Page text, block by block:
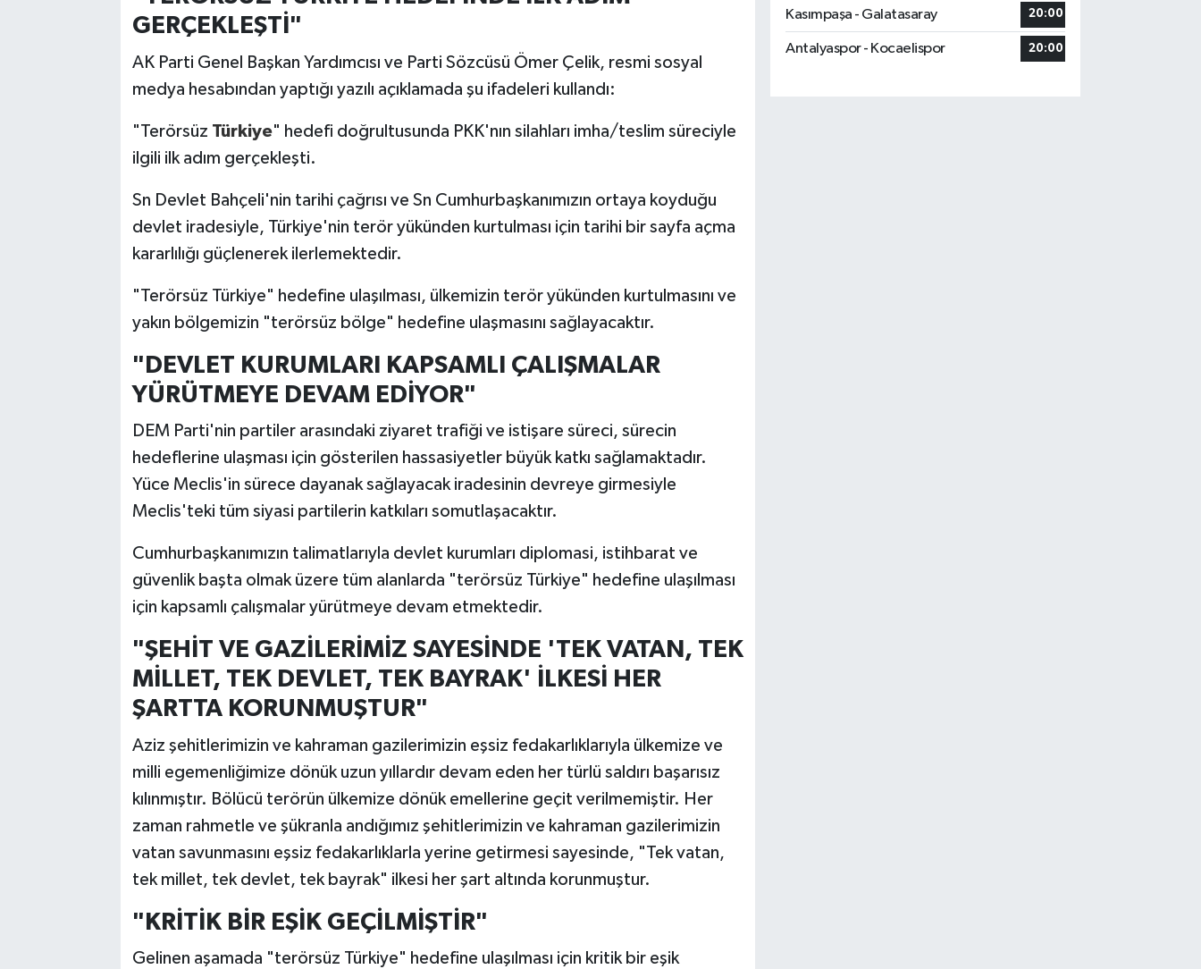
GERÇEKLEŞTİ"
AK Parti Genel Başkan Yardımcısı ve Parti Sözcüsü Ömer Çelik, resmi sosyal
medya hesabından yaptığı yazılı açıklamada şu ifadeleri kullandı:
"Terörsüz Türkiye" hedefi doğrultusunda PKK'nın silahları imha/teslim süreciyle
ilgili ilk adım gerçekleşti.
Sn Devlet Bahçeli'nin tarihi çağrısı ve Sn Cumhurbaşkanımızın ortaya koyduğu
devlet iradesiyle, Türkiye'nin terör yükünden kurtulması için tarihi bir sayfa açma
kararlılığı güçlenerek ilerlemektedir.
"Terörsüz Türkiye" hedefine ulaşılması, ülkemizin terör yükünden kurtulmasını ve
yakın bölgemizin "terörsüz bölge" hedefine ulaşmasını sağlayacaktır.
"DEVLET KURUMLARI KAPSAMLI ÇALIŞMALAR
YÜRÜTMEYE DEVAM EDİYOR"
DEM Parti'nin partiler arasındaki ziyaret trafiği ve istişare süreci, sürecin
hedeflerine ulaşması için gösterilen hassasiyetler büyük katkı sağlamaktadır.
Yüce Meclis'in sürece dayanak sağlayacak iradesinin devreye girmesiyle
Meclis'teki tüm siyasi partilerin katkıları somutlaşacaktır.
Cumhurbaşkanımızın talimatlarıyla devlet kurumları diplomasi, istihbarat ve
güvenlik başta olmak üzere tüm alanlarda "terörsüz Türkiye" hedefine ulaşılması
için kapsamlı çalışmalar yürütmeye devam etmektedir.
"ŞEHİT VE GAZİLERİMİZ SAYESİNDE 'TEK VATAN, TEK
MİLLET, TEK DEVLET, TEK BAYRAK' İLKESİ HER
ŞARTTA KORUNMUŞTUR"
Aziz şehitlerimizin ve kahraman gazilerimizin eşsiz fedakarlıklarıyla ülkemize ve
milli egemenliğimize dönük uzun yıllardır devam eden her türlü saldırı başarısız
kılınmıştır. Bölücü terörün ülkemize dönük emellerine geçit verilmemiştir. Her
zaman rahmetle ve şükranla andığımız şehitlerimizin ve kahraman gazilerimizin
vatan savunmasını eşsiz fedakarlıklarla yerine getirmesi sayesinde, "Tek vatan,
tek millet, tek devlet, tek bayrak" ilkesi her şart altında korunmuştur.
"KRİTİK BİR EŞİK GEÇİLMİŞTİR"
Gelinen aşamada "terörsüz Türkiye" hedefine ulaşılması için kritik bir eşik
Kasımpaşa - Galatasaray 20:00
Antalyaspor - Kocaelispor 20:00